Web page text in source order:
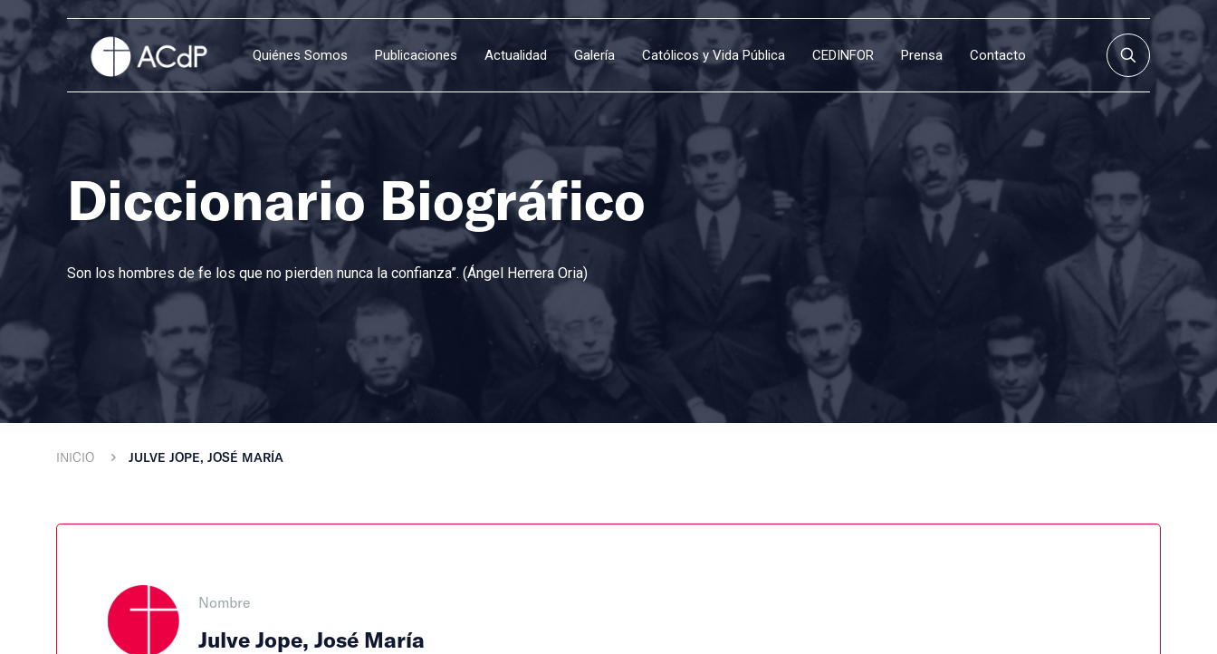
Quiénes Somos Publicaciones Actualidad Galería Católicos y Vida Pública CEDINFOR Prensa Contacto
Diccionario Biográfico
Son los hombres de fe los que no pierden nunca la confianza”. (Ángel Herrera Oria)
INICIO JULVE JOPE, JOSÉ MARÍA
Nombre
Julve Jope, José María